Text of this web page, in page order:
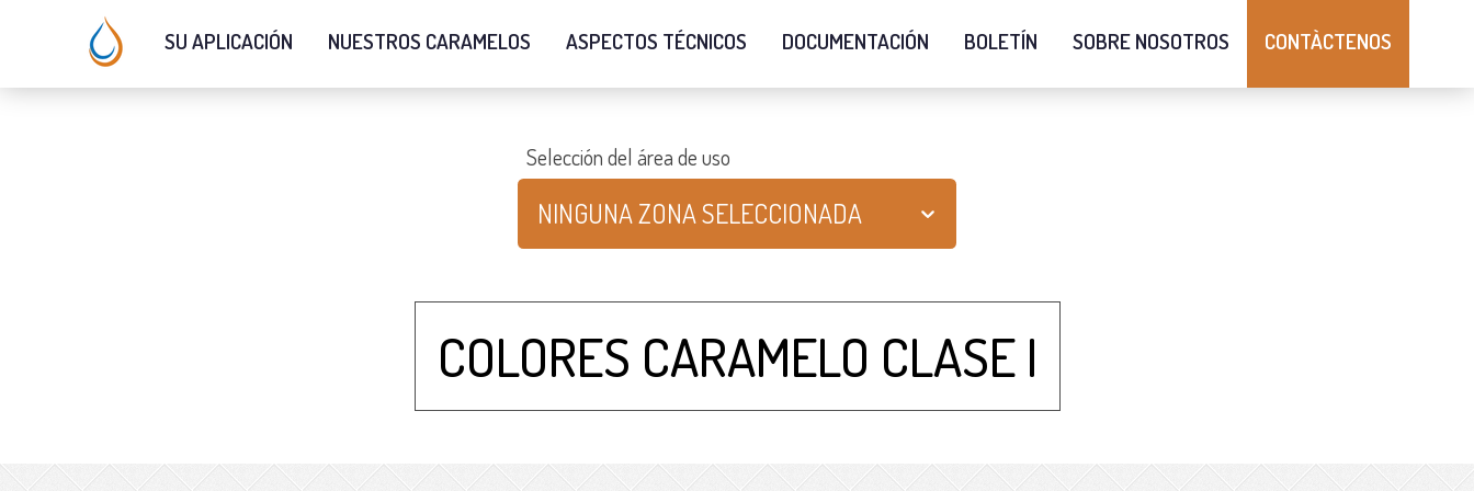
SU APLICACIÓN NUESTROS CARAMELOS ASPECTOS TÉCNICOS DOCUMENTACIÓN BOLETÍN SOBRE NOSOTROS CONTÀCTENOS
Selección del área de uso
NINGUNA ZONA SELECCIONADA
COLORES CARAMELO CLASE I